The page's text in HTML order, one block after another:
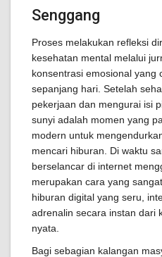
Senggang
Proses melakukan refleksi
kesehatan mental melalui
konsentrasi emosional yang
sepanjang hari. Setelah
pekerjaan dan mengurai isi
sunyi adalah momen yang
modern untuk
mencari hiburan. Di waktu
berselancar di internet
merupakan cara yang
hiburan digital yang seru,
adrenalin secara instan dari
nyata.
Bagi sebagian kalangan